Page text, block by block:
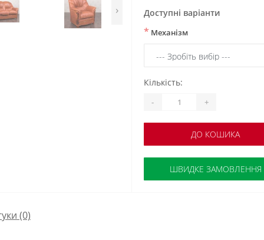
› Доступні варіанти
* Механізм
Кількість:
- +
ДО КОШИКА
ШВИДКЕ ЗАМОВЛЕННЯ
(0)